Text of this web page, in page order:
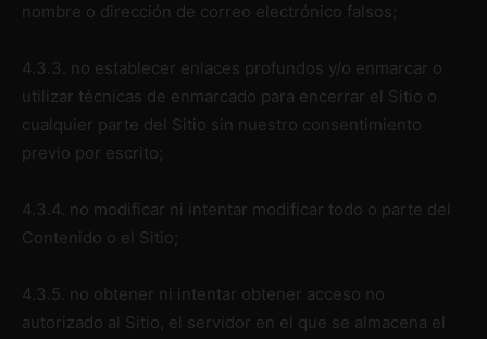
nombre o dirección de correo electrónico falsos;
4.3.3. no establecer enlaces profundos y/o enmarcar o
utilizar técnicas de enmarcado para encerrar el Sitio o
cualquier parte del Sitio sin nuestro consentimiento
previo por escrito;
4.3.4. no modificar ni intentar modificar todo o parte del
Contenido o el Sitio;
4.3.5. no obtener ni intentar obtener acceso no
autorizado al Sitio, el servidor en el que se almacena el